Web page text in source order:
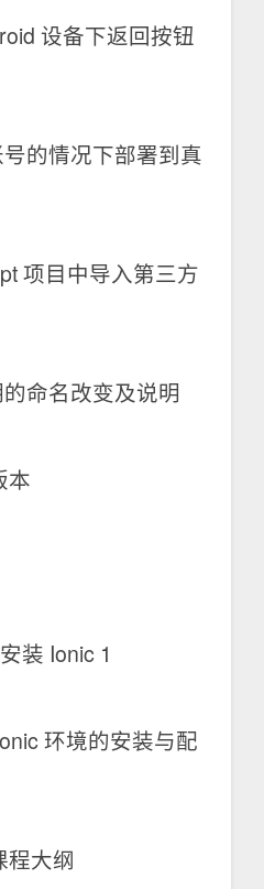
设备下返回按钮
的情况下部署到真
项目中导入第三方
命名改变及说明
本
装 Ionic 1
环境的安装与配
程大纲